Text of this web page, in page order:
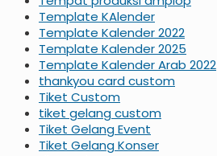
Template KAlender
Template Kalender 2022
Template Kalender 2025
Template Kalender Arab 2022
thankyou card custom
Tiket Custom
tiket gelang custom
Tiket Gelang Event
Tiket Gelang Konser